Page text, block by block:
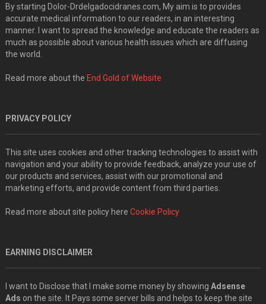
By starting Dolor-Drdelgadocidranes.com, My aim is to provides
accurate medical information to our readers, in an interesting
manner. I want to spread the knowledge and educate the readers as
much as possible about various health issues which are diffusing
the world.
Read more about the End Gold of Website
PRIVACY POLICY
This site uses cookies and other tracking technologies to assist with
navigation and your ability to provide feedback, analyze your use of
our products and services, assist with our promotional and
marketing efforts, and provide content from third parties.
Read more about site policy here Cookie Policy
EARNING DISCLAIMER
I want to Disclose that I make some money by showing Adsense
Ads on the site. It Pays some server bills and helps to keep the site